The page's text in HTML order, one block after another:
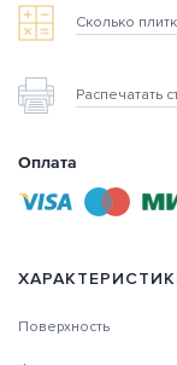
Сколько
Распечатать
Оплата
Поверхность